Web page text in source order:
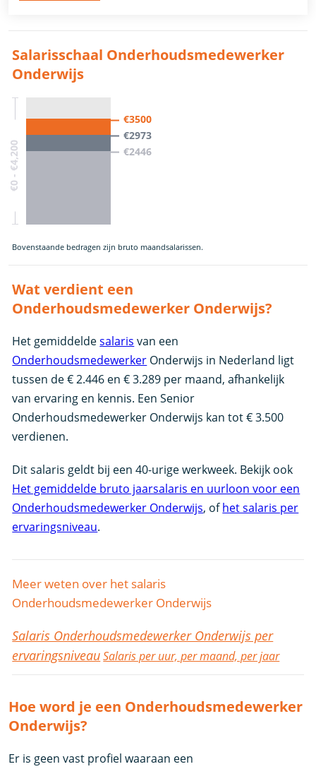
Salarisschaal Onderhoudsmedewerker
Onderwijs
€0 - €4,200
€3500
€2973
€2446
Bovenstaande bedragen zijn bruto maandsalarissen.
Wat verdient een
Onderhoudsmedewerker Onderwijs?
Het gemiddeldesalaris van een
Onderhoudsmedewerker Onderwijs in Nederland ligt
tussen de € 2.446 en € 3.289 per maand, afhankelijk
van ervaring en kennis. Een Senior
Onderhoudsmedewerker Onderwijs kan tot € 3.500
verdienen.
Dit salaris geldt bij een 40-urige werkweek. Bekijk ook
Het gemiddelde bruto jaarsalaris en uurloon voor een
Onderhoudsmedewerker Onderwijs, ofhet salaris per
ervaringsniveau.
Meer weten over het salaris
Onderhoudsmedewerker Onderwijs
Salaris Onderhoudsmedewerker Onderwijs per
ervaringsniveauSalaris per uur, per maand, per jaar
Hoe word je een Onderhoudsmedewerker
Onderwijs?
Er is geen vast profiel waaraan een